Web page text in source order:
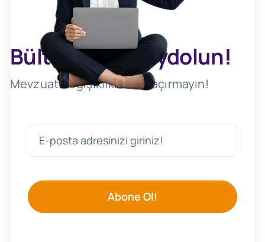
Bültenimize Kaydolun!
Mevzuat Değişikliklerini Kaçırmayın!
Abone Ol!